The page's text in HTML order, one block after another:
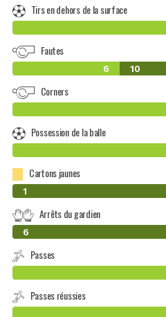
Tirs en dehors de la surface
Fautes
6 10
Corners
Possession de la balle
Cartons jaunes
0
1
Arrêts du gardien
0
6
Passes
Passes réussies